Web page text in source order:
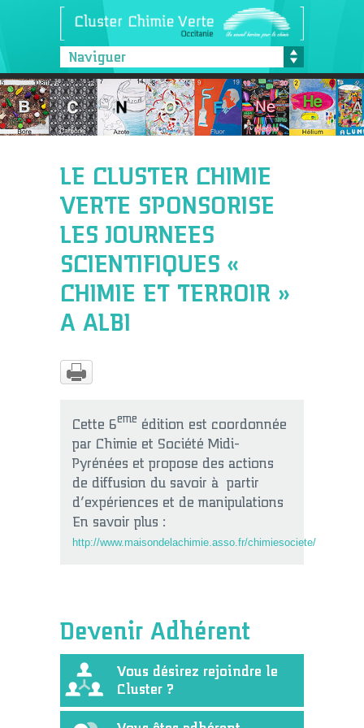
Naviguer
LE CLUSTER CHIMIE
VERTE SPONSORISE
LES JOURNEES
SCIENTIFIQUES «
CHIMIE ET TERROIR »
A ALBI
Cette 6eme édition est coordonnée
par Chimie et Société Midi-
Pyrénées et propose des actions
de diffusion du savoir à partir
d’expériences et de manipulations
En savoir plus :
http://www.maisondelachimie.asso.fr/chimiesociete/
Devenir Adhérent
Vous désirez rejoindre le
Cluster ?